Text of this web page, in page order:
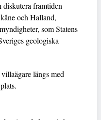
diskutera framtiden –
och Halland,
som Statens
geologiska
längs med